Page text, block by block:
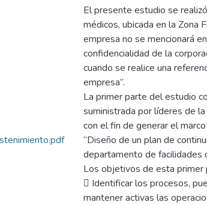
El presente estudio se
médicos, ubicada en la Zona
empresa no se mencionará
confidencialidad de la
cuando se realice una
empresa”.
La primer parte del estudio
suministrada por líderes de
con el fin de generar el
“Diseño de un plan de
departamento de facilidades
Los objetivos de esta primer
 Identificar los procesos,
mantener activas las